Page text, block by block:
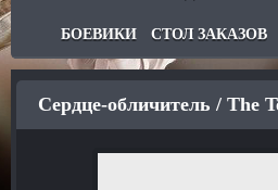
БОЕВИКИ СТОЛ ЗАКАЗОВ